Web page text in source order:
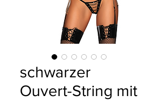
schwarzer
Ouvert-String mit